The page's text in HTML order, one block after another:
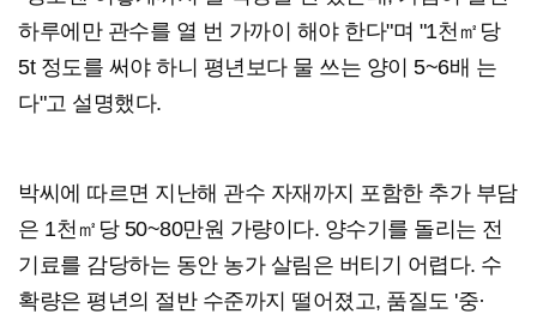
하루에만 관수를 열 번 가까이 해야 한다"며 "1천㎡당
5t 정도를 써야 하니 평년보다 물 쓰는 양이 5~6배 는
다"고 설명했다.
박씨에 따르면 지난해 관수 자재까지 포함한 추가 부담
은 1천㎡당 50~80만원 가량이다. 양수기를 돌리는 전
기료를 감당하는 동안 농가 살림은 버티기 어렵다. 수
확량은 평년의 절반 수준까지 떨어졌고, 품질도 '중·